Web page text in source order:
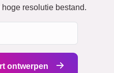
resolutie bestand.
ontwerpen